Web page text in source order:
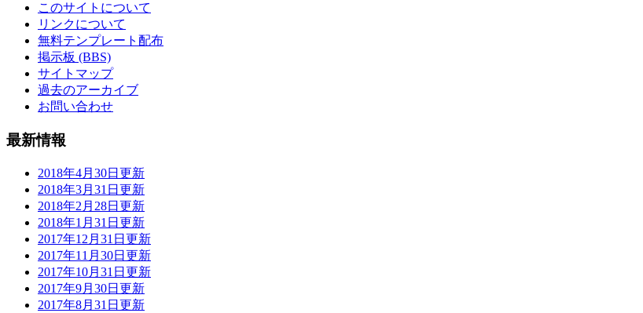
このサイトについて
リンクについて
無料テンプレート配布
掲示板 (BBS)
サイトマップ
過去のアーカイブ
お問い合わせ
最新情報
2018年4月30日更新
2018年3月31日更新
2018年2月28日更新
2018年1月31日更新
2017年12月31日更新
2017年11月30日更新
2017年10月31日更新
2017年9月30日更新
2017年8月31日更新